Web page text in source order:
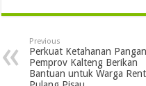
Previous
Perkuat Ketahanan
Pemprov Kalteng Berikan
Bantuan untuk Warga